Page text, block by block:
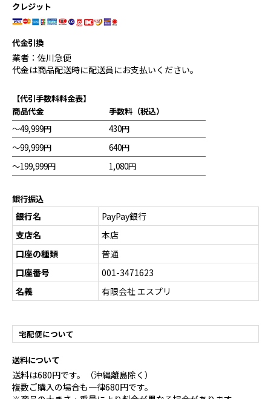
クレジット
代金引換
業者：佐川急便
代金は商品配送時に配送員にお支払いください。
【代引手数料料金表】
商品代金
～49,999円
～99,999円
～199,999円
手数料（税込）
430円
640円
1,080円
銀行振込
銀行名
PayPay銀行
支店名
本店
口座の種類
普通
口座番号
001-3471623
名義
有限会社 エスプリ
宅配便について
送料について
送料は680円です。（沖縄離島除く）
複数ご購入の場合も一律680円です。